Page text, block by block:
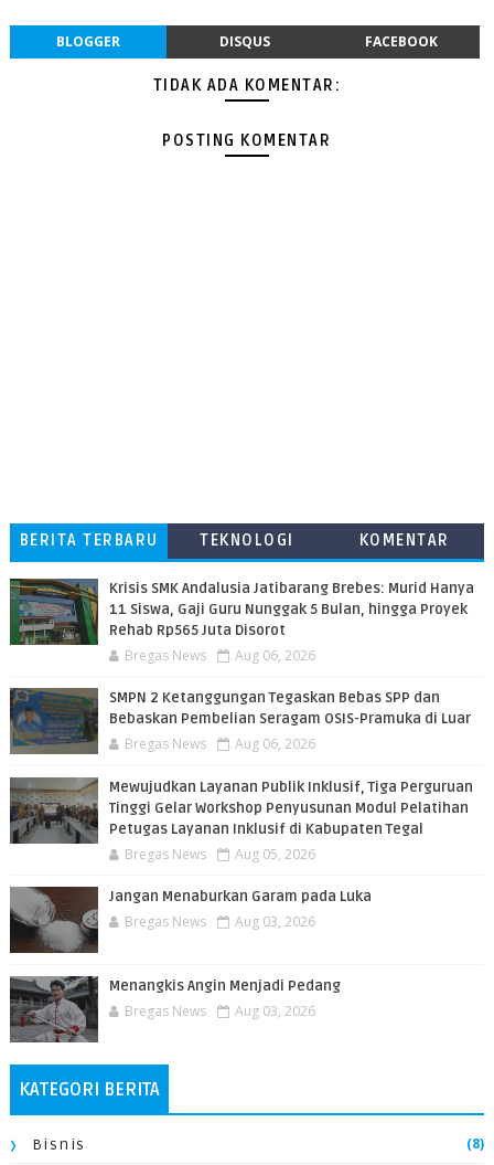
BLOGGER DISQUS FACEBOOK
TIDAK ADA KOMENTAR:
POSTING KOMENTAR
BERITA TERBARU TEKNOLOGI
KOMENTAR
Krisis SMK Andalusia Jatibarang Brebes: Murid Hanya
11 Siswa, Gaji Guru Nunggak 5 Bulan, hingga Proyek
Rehab Rp565 Juta Disorot
Bregas News Aug 06, 2026
SMPN 2 Ketanggungan Tegaskan Bebas SPP dan
Bebaskan Pembelian Seragam OSIS-Pramuka di Luar
Bregas News Aug 06, 2026
​Mewujudkan Layanan Publik Inklusif, Tiga Perguruan
Tinggi Gelar Workshop Penyusunan Modul Pelatihan
Petugas Layanan Inklusif di Kabupaten Tegal
Bregas News Aug 05, 2026
Jangan Menaburkan Garam pada Luka
Bregas News Aug 03, 2026
Menangkis Angin Menjadi Pedang
Bregas News Aug 03, 2026
KATEGORI BERITA
Bisnis (8)